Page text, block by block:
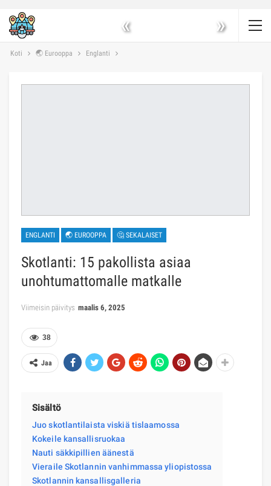
« »
Koti 🌏 Eurooppa Englanti
ENGLANTI 🌏 EUROOPPA 🤔 SEKALAISET
Skotlanti: 15 pakollista asiaa
unohtumattomalle matkalle
Viimeisin päivitys maalis 6, 2025
38
Jaa
Sisältö
Juo skotlantilaista viskiä tislaamossa
Kokeile kansallisruokaa
Nauti säkkipillien äänestä
Vieraile Skotlannin vanhimmassa yliopistossa
Skotlannin kansallisgalleria